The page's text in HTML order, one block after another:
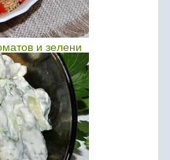
и зелени